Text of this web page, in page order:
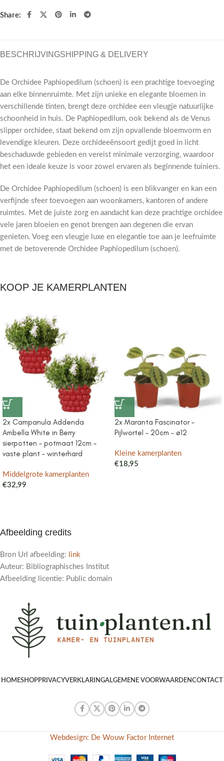
Share:
BESCHRIJVINGSHIPPING & DELIVERY
De Orchidee Paphiopedilum (schoen) is een prachtige toevoeging
aan elke binnenruimte. Met zijn unieke en elegante bloemen in
verschillende tinten, brengt deze orchidee een vleugje natuurlijke
schoonheid in huis. De Paphiopedilum, ook bekend als de Venus
slipper orchidee, staat bekend om zijn opvallende bloemvorm en
levendige kleuren. Deze orchideeënsoort gedijt goed in licht
beschaduwde gebieden en vereist minimale verzorging, waardoor
het een ideale keuze is voor zowel ervaren als beginnende tuiniers.
De Orchidee Paphiopedilum (schoen) is een blikvanger en kan een
verfijnde sfeer toevoegen aan woonkamers, kantoren of andere
ruimtes. Met de juiste zorg en aandacht kan deze prachtige orchidee
vele jaren bloeien en genot brengen aan degenen die ervan
genieten. Voeg een vleugje luxe en elegantie toe aan je leefruimte
met de betoverende Orchidee Paphiopedilum (schoen).
KOOP JE KAMERPLANTEN
2x Campanula Addenda
Ambella White in Berry
sierpotten – potmaat 12cm –
vaste plant – winterhard
Middelgrote kamerplanten
€32,99
2x Maranta Fascinator –
Pijlwortel – 20cm – ø12
Kleine kamerplanten
€18,95
Afbeelding credits
Bron Url afbeelding:
link
Auteur: Bibliographisches Institut
Afbeelding licentie: Public domain
HOMESHOPPRIVACYVERKLARINGALGEMENE VOORWAARDENCONTACT
Webdesign: De Wouw Factor Internet